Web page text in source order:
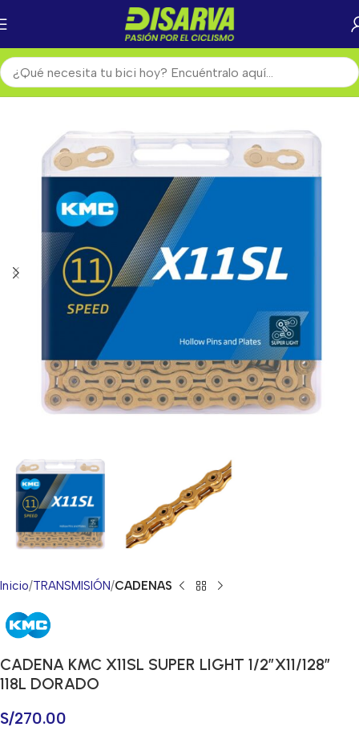
Inicio TRANSMISIÓN CADENAS
CADENA KMC X11SL SUPER LIGHT 1/2″X11/128″
118L DORADO
S/270.00